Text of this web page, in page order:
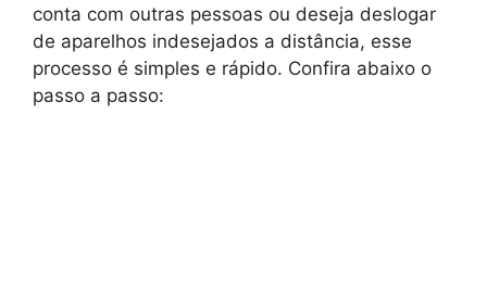
conta com outras pessoas ou deseja deslogar
de aparelhos indesejados a distância, esse
processo é simples e rápido. Confira abaixo o
passo a passo: